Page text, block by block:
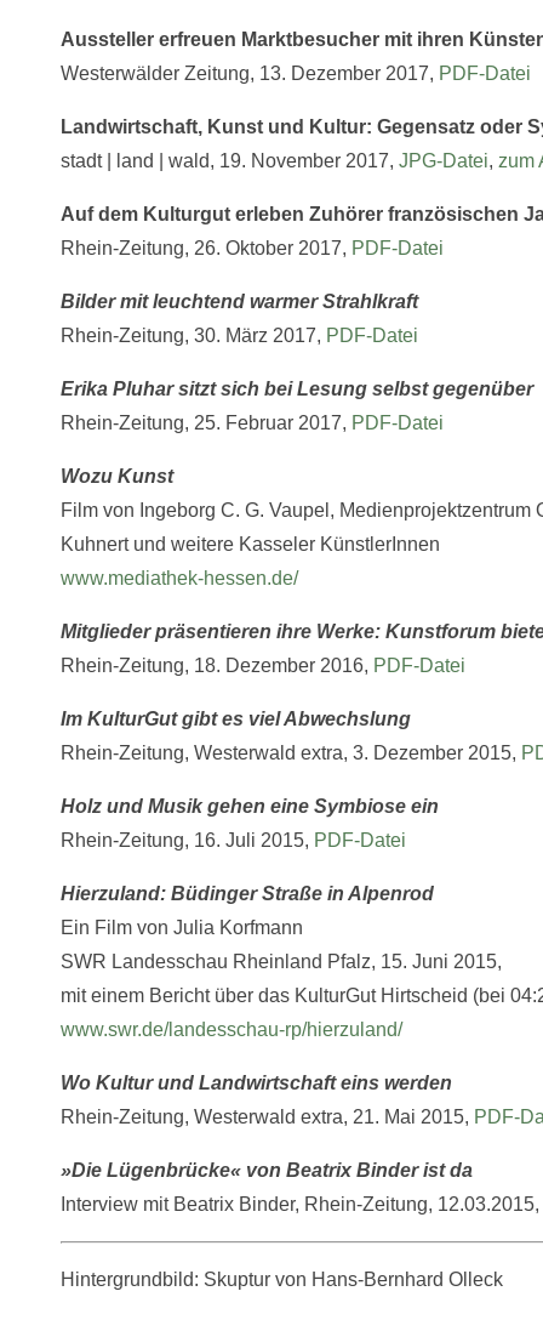
Aussteller erfreuen Marktbesucher mit ihren
Westerwälder Zeitung, 13. Dezember 2017, PDF-Datei
Landwirtschaft, Kunst und Kultur: Gegensatz oder
stadt | land | wald, 19. November 2017, JPG-Datei, zum
Auf dem Kulturgut erleben Zuhörer französischen
Rhein-Zeitung, 26. Oktober 2017, PDF-Datei
Bilder mit leuchtend warmer Strahlkraft
Rhein-Zeitung, 30. März 2017, PDF-Datei
Erika Pluhar sitzt sich bei Lesung selbst gegenüber
Rhein-Zeitung, 25. Februar 2017, PDF-Datei
Wozu Kunst
Film von Ingeborg C. G. Vaupel, Medienprojektzentrum
Kuhnert und weitere Kasseler KünstlerInnen
www.mediathek-hessen.de/
Mitglieder präsentieren ihre Werke: Kunstforum
Rhein-Zeitung, 18. Dezember 2016, PDF-Datei
Im KulturGut gibt es viel Abwechslung
Rhein-Zeitung, Westerwald extra, 3. Dezember 2015,
Holz und Musik gehen eine Symbiose ein
Rhein-Zeitung, 16. Juli 2015, PDF-Datei
Hierzuland: Büdinger Straße in Alpenrod
Ein Film von Julia Korfmann
SWR Landesschau Rheinland Pfalz, 15. Juni 2015,
mit einem Bericht über das KulturGut Hirtscheid (bei
www.swr.de/landesschau-rp/hierzuland/
Wo Kultur und Landwirtschaft eins werden
Rhein-Zeitung, Westerwald extra, 21. Mai 2015, PDF-
»Die Lügenbrücke« von Beatrix Binder ist da
Interview mit Beatrix Binder, Rhein-Zeitung, 12.03.2015,
Hintergrundbild: Skuptur von Hans-Bernhard Olleck